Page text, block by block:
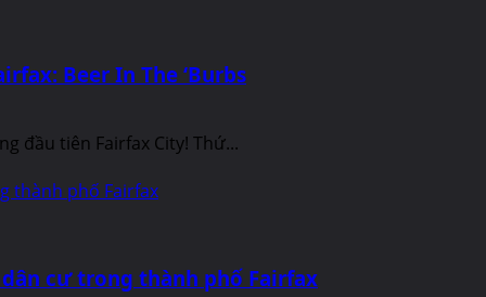
Beer In The ‘Burbs
đầu tiên Fairfax City! Thứ...
thành phố Fairfax
cư trong thành phố Fairfax